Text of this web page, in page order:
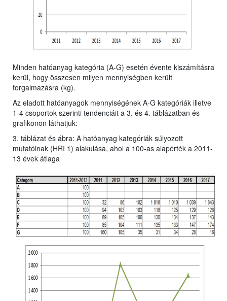
Minden hatóanyag kategória (A-G) esetén évente kiszámításra
kerül, hogy összesen milyen mennyiségben került
forgalmazásra (kg).
Az eladott hatóanyagok mennyiségének A-G kategóriák illetve
1-4 csoportok szerinti tendenciáit a 3. és 4. táblázatban és
grafikonon láthatjuk:
3. táblázat és ábra: A hatóanyag kategóriák súlyozott
mutatóinak (HRI 1) alakulása, ahol a 100-as alapérték a 2011-
13 évek átlaga